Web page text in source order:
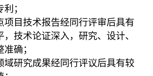
；
项目技术报告经同行评审后具有
技术论证深入，研究、设计、
确；
域研究成果经同行评议后具有较